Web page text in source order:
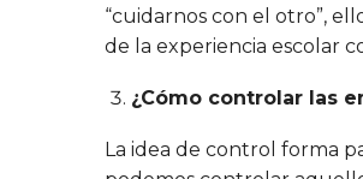
“cuidarnos con el otro”,
de la experiencia escolar
¿Cómo controlar las
La idea de control forma